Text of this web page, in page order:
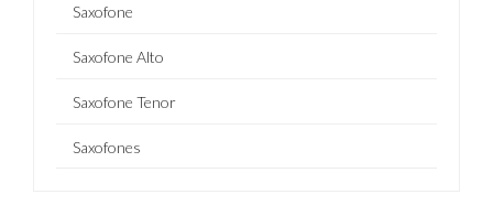
Saxofone
Saxofone Alto
Saxofone Tenor
Saxofones